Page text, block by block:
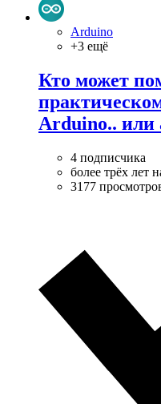
Arduino
+3 ещё
Кто может
Arduino.. или
4 подписчика
более трёх лет
3177